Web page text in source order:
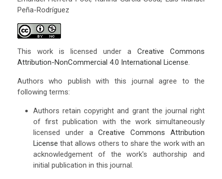
Peña-Rodríguez
This work is licensed under aCreative Commons
Attribution-NonCommercial 4.0 International License.
Authors who publish with this journal agree to the
following terms:
Authors retain copyright and grant the journal right
of first publication with the work simultaneously
licensed under aCreative Commons Attribution
License that allows others to share the work with an
acknowledgement of the work's authorship and
initial publication in this journal.